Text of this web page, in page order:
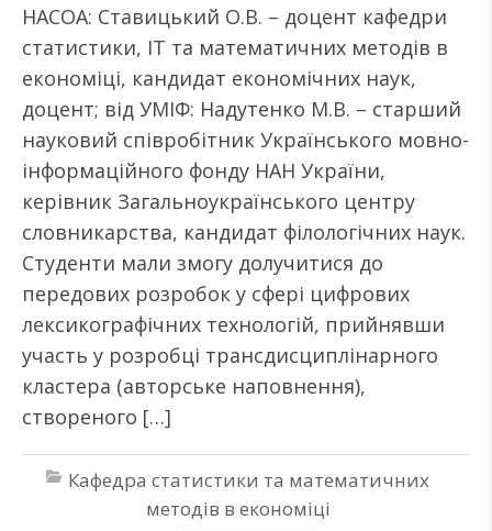
НАСОА: Ставицький О.В. – доцент кафедри
статистики, IT та математичних методів в
економіці, кандидат економічних наук,
доцент; від УМІФ: Надутенко М.В. – старший
науковий співробітник Українського мовно-
інформаційного фонду НАН України,
керівник Загальноукраїнського центру
словникарства, кандидат філологічних наук.
Студенти мали змогу долучитися до
передових розробок у сфері цифрових
лексикографічних технологій, прийнявши
участь у розробці трансдисциплінарного
кластера (авторське наповнення),
створеного […]
Кафедра статистики та математичних
методів в економіці